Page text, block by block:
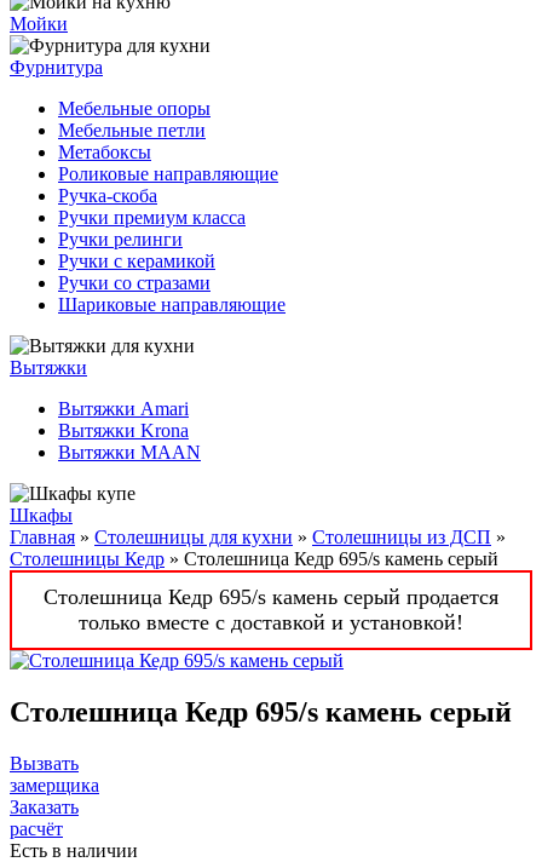
Мойки
Фурнитура
Мебельные опоры
Мебельные петли
Метабоксы
Роликовые направляющие
Ручка-скоба
Ручки премиум класса
Ручки релинги
Ручки с керамикой
Ручки со стразами
Шариковые направляющие
Вытяжки
Вытяжки Amari
Вытяжки Krona
Вытяжки MAAN
Шкафы
Главная » Столешницы для кухни » Столешницы из ДСП »
Столешницы Кедр » Столешница Кедр 695/s камень серый
Столешница Кедр 695/s камень серый продается
только вместе с доставкой и установкой!
Столешница Кедр 695/s камень серый
Вызвать
замерщика
Заказать
расчёт
Есть в наличии